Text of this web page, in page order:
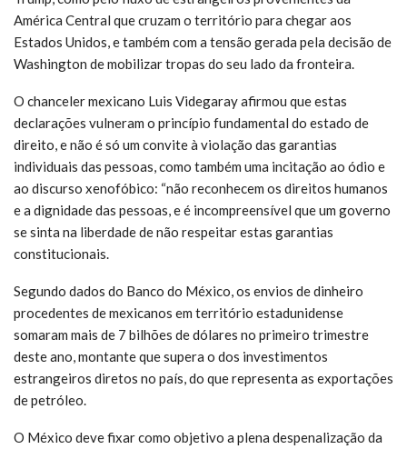
América Central que cruzam o território para chegar aos
Estados Unidos, e também com a tensão gerada pela decisão de
Washington de mobilizar tropas do seu lado da fronteira.
O chanceler mexicano Luis Videgaray afirmou que estas
declarações vulneram o princípio fundamental do estado de
direito, e não é só um convite à violação das garantias
individuais das pessoas, como também uma incitação ao ódio e
ao discurso xenofóbico: “não reconhecem os direitos humanos
e a dignidade das pessoas, e é incompreensível que um governo
se sinta na liberdade de não respeitar estas garantias
constitucionais.
Segundo dados do Banco do México, os envios de dinheiro
procedentes de mexicanos em território estadunidense
somaram mais de 7 bilhões de dólares no primeiro trimestre
deste ano, montante que supera o dos investimentos
estrangeiros diretos no país, do que representa as exportações
de petróleo.
O México deve fixar como objetivo a plena despenalização da